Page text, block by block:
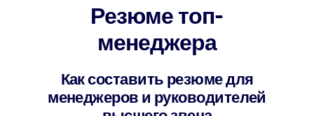
learning results.
For Corporate Libraries
Резюме топ-
менеджера
Как составить резюме для
менеджеров и руководителей